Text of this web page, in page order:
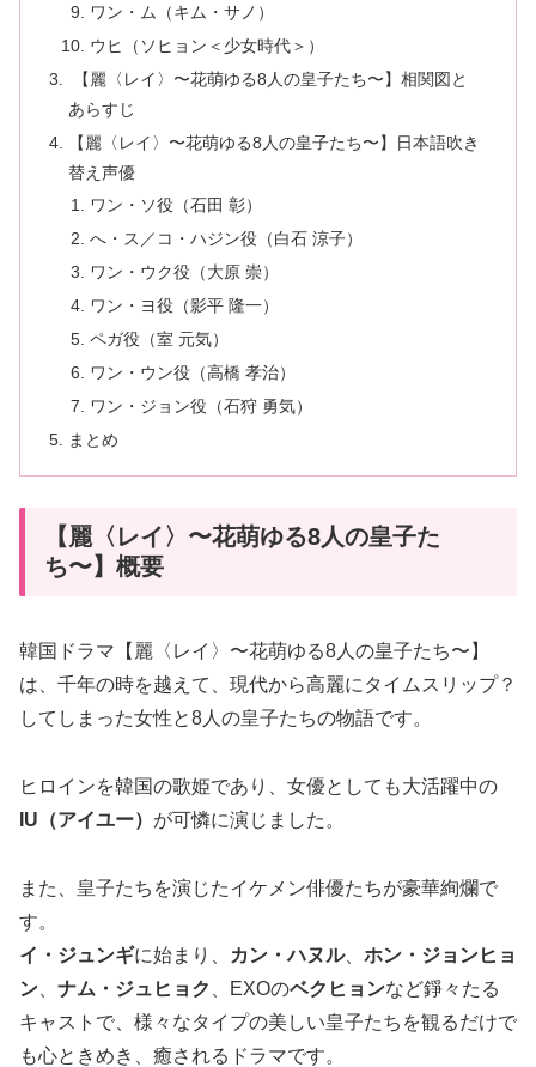
ワン・ム（キム・サノ）
ウヒ（ソヒョン＜少女時代＞）
【麗〈レイ〉〜花萌ゆる8人の皇子たち〜】相関図と
あらすじ
【麗〈レイ〉〜花萌ゆる8人の皇子たち〜】日本語吹き
替え声優
ワン・ソ役（石田 彰）
へ・ス／コ・ハジン役（白石 涼子）
ワン・ウク役（大原 崇）
ワン・ヨ役（影平 隆一）
ペガ役（室 元気）
ワン・ウン役（高橋 孝治）
ワン・ジョン役（石狩 勇気）
まとめ
【麗〈レイ〉〜花萌ゆる8人の皇子た
ち〜】概要
韓国ドラマ【麗〈レイ〉〜花萌ゆる8人の皇子たち〜】
は、千年の時を越えて、現代から高麗にタイムスリップ？
してしまった女性と8人の皇子たちの物語です。
ヒロインを韓国の歌姫であり、女優としても大活躍中の
IU（アイユー） が可憐に演じました。
また、皇子たちを演じたイケメン俳優たちが豪華絢爛で
す。
イ・ジュンギに始まり、 カン・ハヌル、 ホン・ジョンヒョ
ン
ナム・ジュヒョク 、EXOのベクヒョンなど錚々たる
キャストで、様々なタイプの美しい皇子たちを観るだけで
も心ときめき、癒されるドラマです。